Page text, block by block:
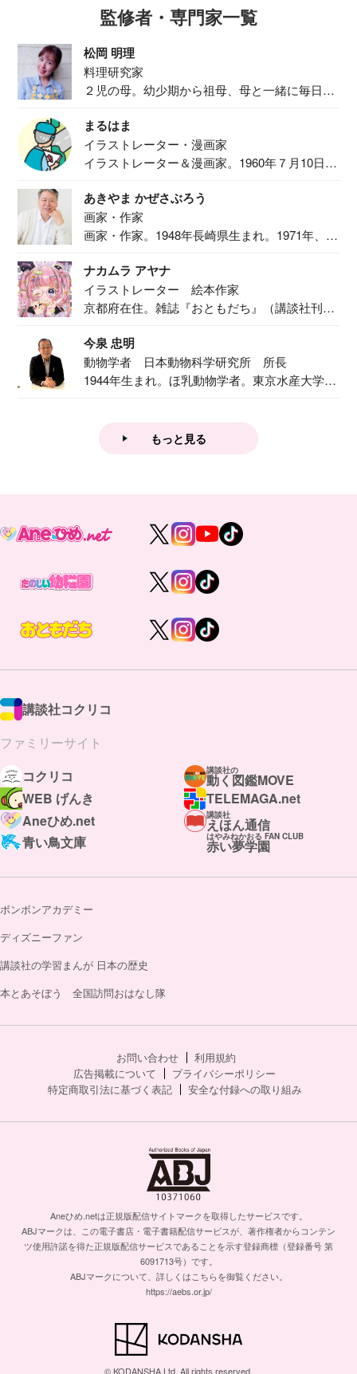
監修者・専門家一覧
松岡 明理
料理研究家
２児の母。幼少期から祖母、母と一緒に毎日の
まるはま
イラストレーター・漫画家
イラストレーター＆漫画家。1960年７月10日生
あきやま かぜさぶろう
画家・作家
画家・作家。1948年長崎県生まれ。1971年、
ナカムラ アヤナ
イラストレーター 絵本作家
京都府在住。雑誌『おともだち』（講談社刊）
今泉 忠明
動物学者 日本動物科学研究所 所長
1944年生まれ。ほ乳動物学者。東京水産大学卒
もっと見る
講談社コクリコ
ファミリーサイト
コクリコ
講談社の
動く図鑑MOVE
WEB げんき
TELEMAGA.net
Aneひめ.net
講談社
えほん通信
青い鳥文庫
はやみねかおる FAN CLUB
赤い夢学園
ボンボンアカデミー
ディズニーファン
講談社の学習まんが 日本の歴史
本とあそぼう 全国訪問おはなし隊
お問い合わせ
利用規約
広告掲載について
プライバシーポリシー
特定商取引法に基づく表記
安全な付録への取り組み
Aneひめ.netは正規版配信サイトマークを取得したサービスです。
ABJマークは、この電子書店・電子書籍配信サービスが、著作権者からコンテン
ツ使用許諾を得た正規版配信サービスであることを示す登録商標（登録番号 第
6091713号）です。
ABJマークについて、詳しくはこちらを御覧ください。
https://aebs.or.jp/
© KODANSHA Ltd. All rights reserved.